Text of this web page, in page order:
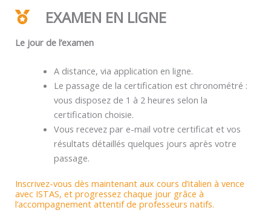
EXAMEN EN LIGNE
Le jour de l’examen
A distance, via application en ligne.
Le passage de la certification est chronométré :
vous disposez de 1 à 2 heures selon la
certification choisie.
Vous recevez par e-mail votre certificat et vos
résultats détaillés quelques jours après votre
passage.
Inscrivez-vous dès maintenant aux cours d’italien à vence
avec ISTAS, et progressez chaque jour grâce à
l’accompagnement attentif de professeurs natifs.